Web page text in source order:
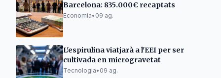
Barcelona: 835.000€ recaptats
Economia• 09 ag.
L'espirulina viatjarà a l'EEI per ser
cultivada en microgravetat
Tecnologia• 09 ag.